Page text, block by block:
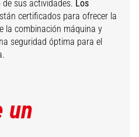
sus actividades. Los
certificados para ofrecer la
la combinación máquina y
seguridad óptima para el
un